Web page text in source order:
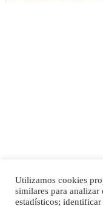
SHIBA PERDIDO AVDA
PERRO MACHO RAZA
Utilizamos cookies
similares para
estadísticos;